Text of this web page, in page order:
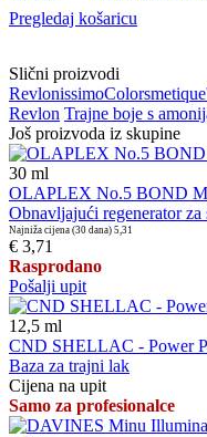
Pregledaj košaricu
Slični proizvodi
Revlonissimo
Revlon Trajne boje s
Još proizvoda iz skupine
30 ml
OLAPLEX No.5 BOND
Obnavljajući regenerator za
Najniža cijena (30 dana) 5,31
€ 3,71
Rasprodano
Pošalji upit
12,5 ml
CND SHELLAC - Power
Baza za trajni lak
Cijena na upit
Samo za profesionalce